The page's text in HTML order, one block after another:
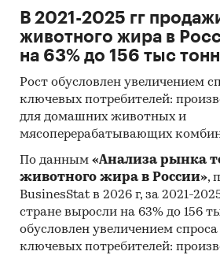
К отчету прилагается
пригодная к дальнейшему
данных с подробной
в Россию и экспорте из
герметиков. База включает в
число различных показателей:
2. Группа продукта
3. Производитель
4. Год импорта/экспорта
В 2021-2025 гг
животного жира в
на 63% до 156 тыс
Рост обусловлен увеличением
ключевых потребителей:
для домашних животных и
мясоперерабатывающих
По данным «Анализа рынка
животного жира в России»,
BusinesStat в 2026 г, за 2021-
стране выросли на 63% до 156
обусловлен увеличением
ключевых потребителей: